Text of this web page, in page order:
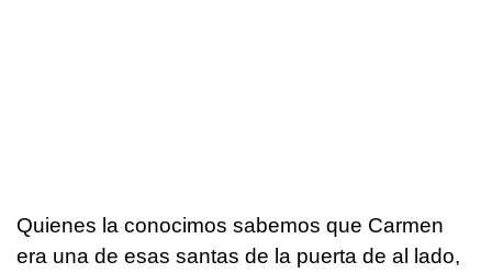
Quienes la conocimos sabemos que Carmen
era una de esas santas de la puerta de al lado,